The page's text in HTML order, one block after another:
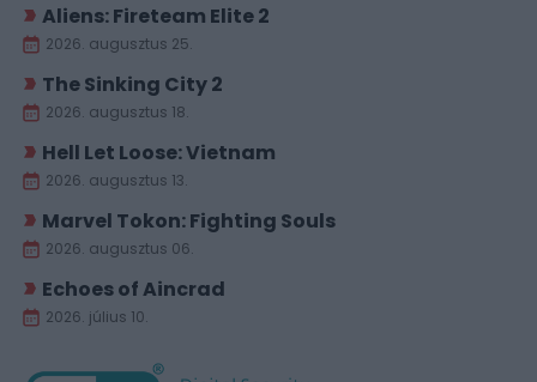
Aliens: Fireteam Elite 2
2026. augusztus 25.
The Sinking City 2
2026. augusztus 18.
Hell Let Loose: Vietnam
2026. augusztus 13.
Marvel Tokon: Fighting Souls
2026. augusztus 06.
Echoes of Aincrad
2026. július 10.